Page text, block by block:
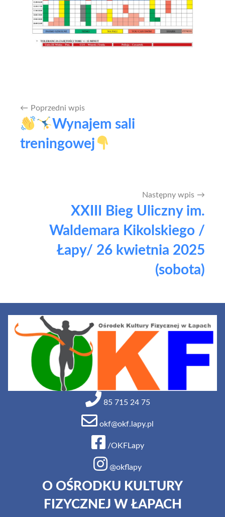
Nawigacja
wpisu
Poprzedni wpis
Wynajem sali
treningowej
Następny wpis
XXIII Bieg Uliczny im.
Waldemara Kikolskiego /
Łapy/ 26 kwietnia 2025
(sobota)
85 715 24 75
okf@okf.lapy.pl
/OKFLapy
@okflapy
O OŚRODKU KULTURY
FIZYCZNEJ W ŁAPACH